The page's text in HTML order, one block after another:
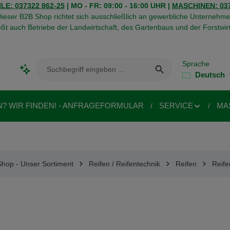
037322 862-25| MO - FR: 09:00 - 16:00 UHR | MASCHINEN:
B2B Shop richtet sich ausschließlich an gewerbliche
auch Betriebe der Landwirtschaft, des Gartenbaus und der
Sprache
Deutsch
WIR FINDEN! - ANFRAGEFORMULAR SERVICE
- Unser Sortiment Reifen / Reifentechnik Reifen